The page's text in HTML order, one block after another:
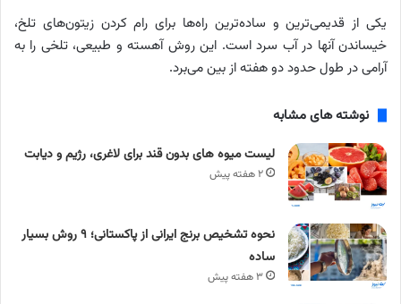
یکی از قدیمی‌ترین و ساده‌ترین راه‌ها برای رام کردن زیتون‌های تلخ،
خیساندن آنها در آب سرد است. این روش آهسته و طبیعی، تلخی را به
آرامی در طول حدود دو هفته از بین می‌برد.
نوشته های مشابه
لیست میوه های بدون قند برای لاغری، رژیم و دیابت
۲ هفته پیش
نحوه تشخیص برنج ایرانی از پاکستانی؛ ۹ روش بسیار
ساده
۳ هفته پیش